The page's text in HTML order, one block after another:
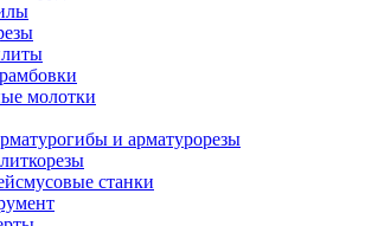
молотки
и арматурорезы
станки